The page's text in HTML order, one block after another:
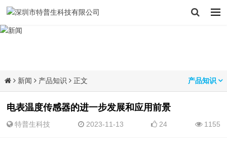
新闻 产品知识 正文 产品知识
电表温度传感器的进一步发展和应用前景
特普生科技 2023-11-13 24 1155